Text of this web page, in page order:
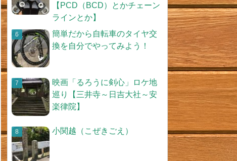
【PCD（BCD）とかチェーン
ラインとか】
簡単だから自転車のタイヤ交
換を自分でやってみよう！
映画「るろうに剣心」ロケ地
巡り【三井寺～日吉大社～安
楽律院】
小関越（こぜきごえ）